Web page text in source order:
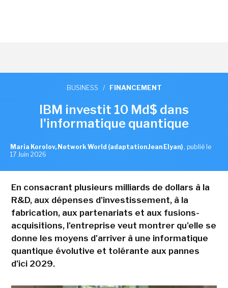
BUSINESS / FINANCEMENT
IBM investit 10 Md$ dans
l'informatique quantique
Maria Korolov, Network World (adaptation Jean Elyan) , publié le
17 Juin 2026
En consacrant plusieurs milliards de dollars à la
R&D, aux dépenses d'investissement, à la
fabrication, aux partenariats et aux fusions-
acquisitions, l'entreprise veut montrer qu'elle se
donne les moyens d'arriver à une informatique
quantique évolutive et tolérante aux pannes
d'ici 2029.